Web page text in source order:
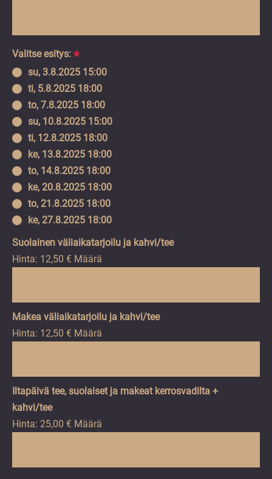
Valitse esitys: *
su, 3.8.2025 15:00
ti, 5.8.2025 18:00
to, 7.8.2025 18:00
su, 10.8.2025 15:00
ti, 12.8.2025 18:00
ke, 13.8.2025 18:00
to, 14.8.2025 18:00
ke, 20.8.2025 18:00
to, 21.8.2025 18:00
ke, 27.8.2025 18:00
Suolainen väliaikatarjoilu ja kahvi/teeMäärä
Hinta: 12,50 € Määrä
Makea väliaikatarjoilu ja kahvi/teeMäärä
Hinta: 12,50 € Määrä
Iltapäivä tee, suolaiset ja makeat kerrosvadilta +
kahvi/teeMäärä
Hinta: 25,00 € Määrä